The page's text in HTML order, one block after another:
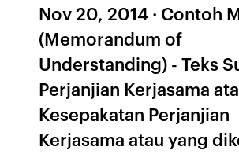
Nov 20, 2014 · Contoh
(Memorandum of
Understanding) - Teks
Perjanjian Kerjasama
Kesepakatan Perjanjian
Kerjasama atau yang